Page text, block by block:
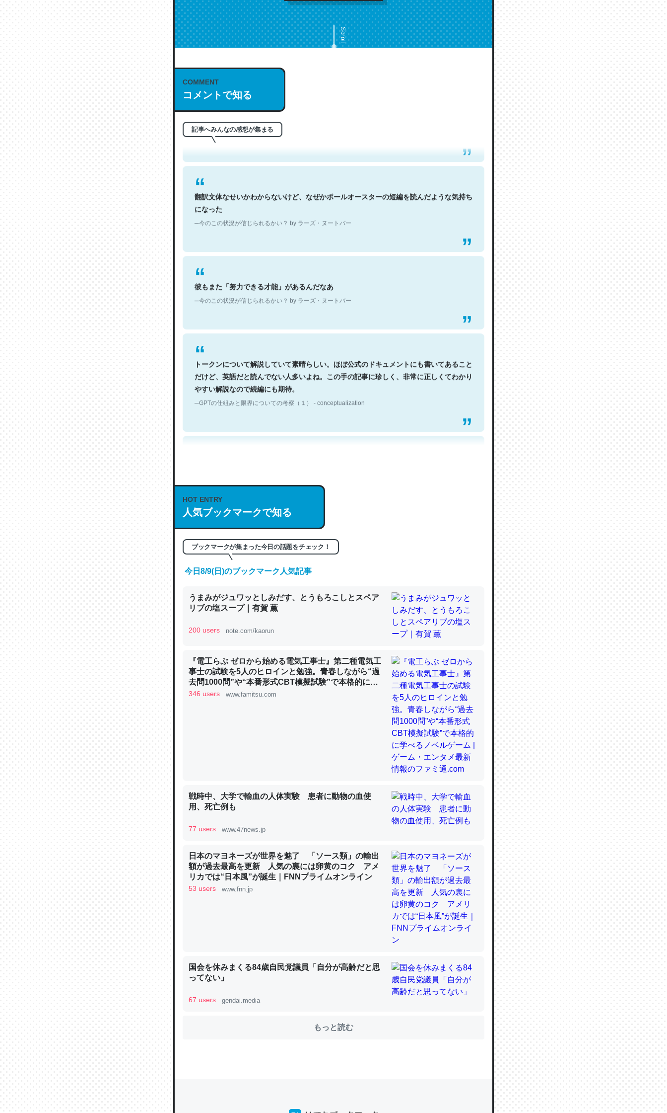
Scroll
COMMENT
コメントで知る
記事へみんなの感想が集まる
これは名文。彼はとてもクレバーなんだろうなと凄く思う。英語少しでも読める人は原文
もお勧め。自分はこの流れ好き。Let’s Fucking Go. Then Covid hit. Shit.
─今のこの状況が信じられるかい？ by ラーズ・ヌートバー
翻訳文体なせいかわからないけど、なぜかポールオースターの短編を読んだような気持ち
になった
─今のこの状況が信じられるかい？ by ラーズ・ヌートバー
彼もまた「努力できる才能」があるんだなあ
─今のこの状況が信じられるかい？ by ラーズ・ヌートバー
トークンについて解説していて素晴らしい。ほぼ公式のドキュメントにも書いてあること
だけど、英語だと読んでない人多いよね。この手の記事に珍しく、非常に正しくてわかり
やすい解説なので続編にも期待。
─GPTの仕組みと限界についての考察（１） - conceptualization
これは良記事。32768トークンだと英語小説100ページ分くらい。小説でいう「ずっと前
の伏線」は回収されないけど、短期記憶というには多い分量。進化すればするほど分かり
やすく強くなりそう
の600分の1程度。
─ニュース :: 【研究発表】昆虫学の大問題＝「昆虫はなぜ海にいないのか」に関する新仮説
論文では「淡水はカルシウムも酸素も不足してて両方に不利だから両方が拮抗してるので
は」とあって面白い。海にいる鋏角類（カブトガニ・ウミグモ）はカルシウムを使わずキ
類だと殻を無くしてナメクジになったり努力してるし。
─ニュース :: 【研究発表】昆虫学の大問題＝「昆虫はなぜ海にいないのか」に関する新仮説
ウチもEchoを実家に置いて４年。でたまに覗いてる。ぼちぼちRingも置こうかと画策
中。あと、Googleマップで位置情報を共有してる。電池残量や充電中かが分かるのでこ
─たまにLINEするくらいだった遠方の父67歳と僕。ITツール導入でコミュニケーションが劇的に変化し
た｜tayorini by LIFULL介護
HOT ENTRY
人気ブックマークで知る
ブックマークが集まった今日の話題をチェック！
今日8/9(日)のブックマーク人気記事
うまみがジュワッとしみだす、とうもろこしとスペア
リブの塩スープ｜有賀 薫
200 users note.com/kaorun
『電工らぶ ゼロから始める電気工事士』第二種電気工
事士の試験を5人のヒロインと勉強。青春しながら“過
去問1000問”や“本番形式CBT模擬試験”で本格的に学
べるノベルゲーム | ゲーム・エンタメ最新情報のファミ
346 users www.famitsu.com
戦時中、大学で輸血の人体実験 患者に動物の血使
用、死亡例も
77 users www.47news.jp
日本のマヨネーズが世界を魅了 「ソース類」の輸出
額が過去最高を更新 人気の裏には卵黄のコク アメ
リカでは“日本風”が誕生｜FNNプライムオンライン
53 users www.fnn.jp
国会を休みまくる84歳自民党議員「自分が高齢だと思
ってない」
67 users gendai.media
もっと読む